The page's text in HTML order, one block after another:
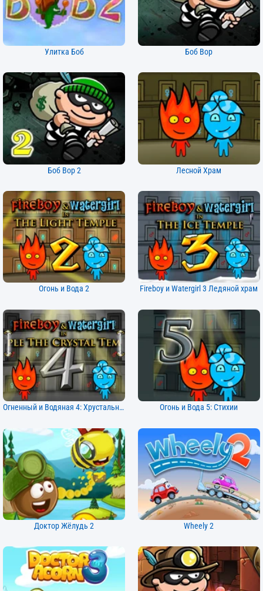
Улитка Боб Боб Вор
Боб Вор 2 Лесной Храм
Огонь и Вода 2 Fireboy и Watergirl 3 Ледяной храм
Огненный и Водяная 4: Хрустальный Храм Огонь и Вода 5: Стихии
Доктор Жёлудь 2 Wheely 2